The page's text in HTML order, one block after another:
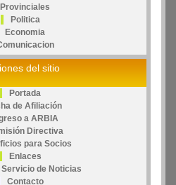
Provinciales
Politica
Economia
del sitio
Portada
de Afiliación
a ARBIA
Directiva
para Socios
Enlaces
de Noticias
Contacto